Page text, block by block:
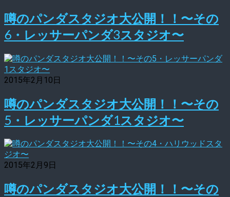
噂のパンダスタジオ大公開！！〜その
6・レッサーパンダ3スタジオ〜
2015年2月10日
噂のパンダスタジオ大公開！！〜その
5・レッサーパンダ1スタジオ〜
2015年2月9日
噂のパンダスタジオ大公開！！〜その